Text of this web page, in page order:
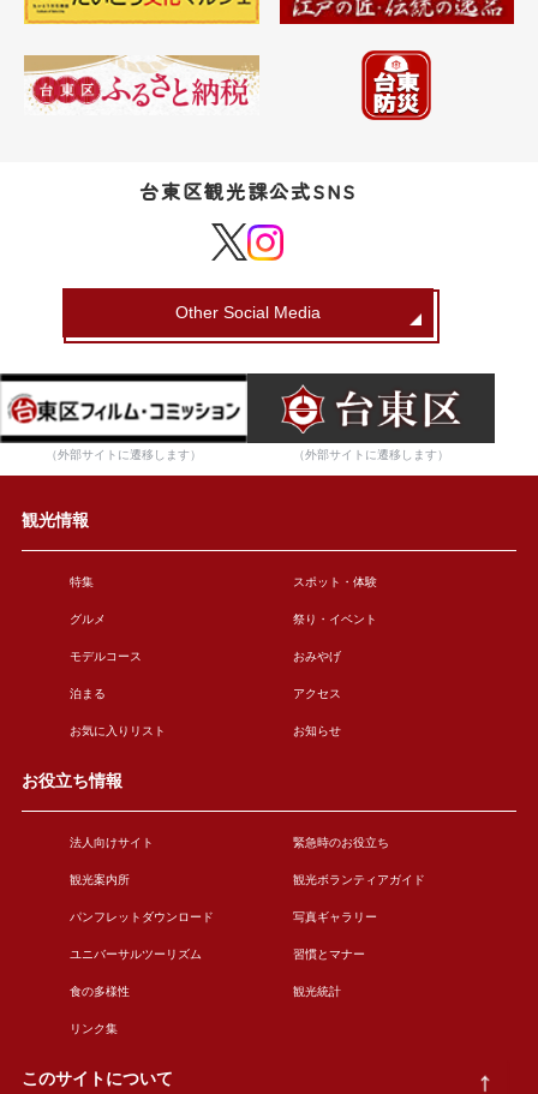
台東区観光課公式SNS
Other Social Media
（外部サイトに遷移します） （外部サイトに遷移します）
観光情報
特集 スポット・体験
グルメ 祭り・イベント
モデルコース おみやげ
泊まる アクセス
お気に入りリスト お知らせ
お役立ち情報
法人向けサイト 緊急時のお役立ち
観光案内所 観光ボランティアガイド
パンフレットダウンロード 写真ギャラリー
ユニバーサルツーリズム 習慣とマナー
食の多様性 観光統計
リンク集
このサイトについて